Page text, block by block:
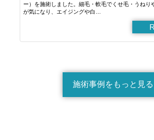
ー）を施術しました。細毛・軟毛でくせ毛・うねり
が気になり、エイジングや白…
施術事例をもっと見る